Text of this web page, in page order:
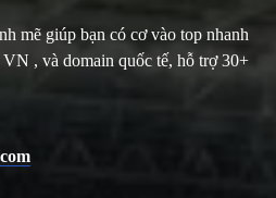
mẽ giúp bạn có cơ vào top nhanh
, và domain quốc tế, hỗ trợ 30+